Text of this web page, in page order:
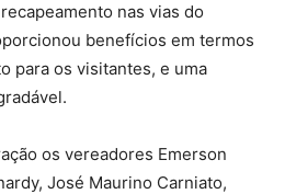
nas vias do
benefícios em termos
para os visitantes, e uma
os vereadores Emerson
José Maurino Carniato,